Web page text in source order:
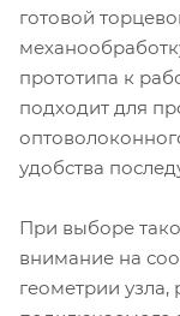
готовой
прототипа к
подходит для
удобства
При выборе
внимание на
геометрии